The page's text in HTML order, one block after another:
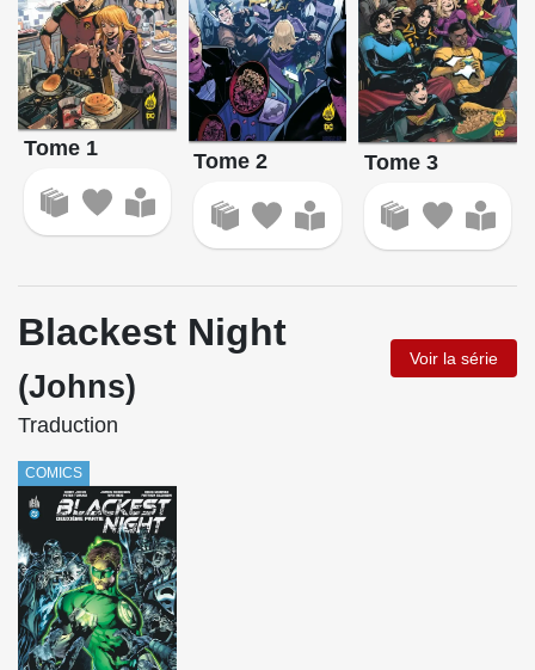
Tome 1
Tome 2 Tome 3
Blackest Night
(Johns)
Voir la série
Traduction
COMICS